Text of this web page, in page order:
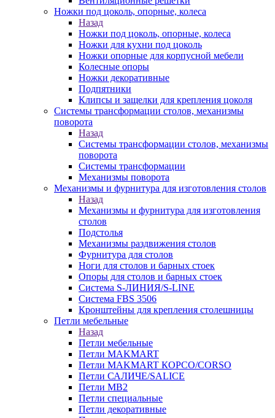
Ножки под цоколь, опорные, колеса
Назад
Ножки под цоколь, опорные, колеса
Ножки для кухни под цоколь
Ножки опорные для корпусной мебели
Колесные опоры
Ножки декоративные
Подпятники
Клипсы и защелки для крепления цоколя
Системы трансформации столов, механизмы
поворота
Назад
Системы трансформации столов, механизмы
поворота
Системы трансформации
Механизмы поворота
Механизмы и фурнитура для изготовления столов
Назад
Механизмы и фурнитура для изготовления
столов
Подстолья
Механизмы раздвижения столов
Фурнитура для столов
Ноги для столов и барных стоек
Опоры для столов и барных стоек
Система S-ЛИНИЯ/S-LINE
Система FBS 3506
Кронштейны для крепления столешницы
Петли мебельные
Назад
Петли мебельные
Петли MAKMART
Петли MAKMART КОРСО/CORSO
Петли САЛИЧЕ/SALICE
Петли MB2
Петли специальные
Петли декоративные